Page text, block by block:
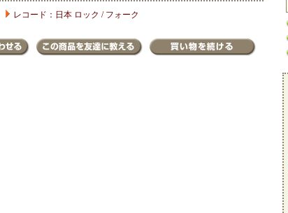
レコード：日本 ロック / フォーク